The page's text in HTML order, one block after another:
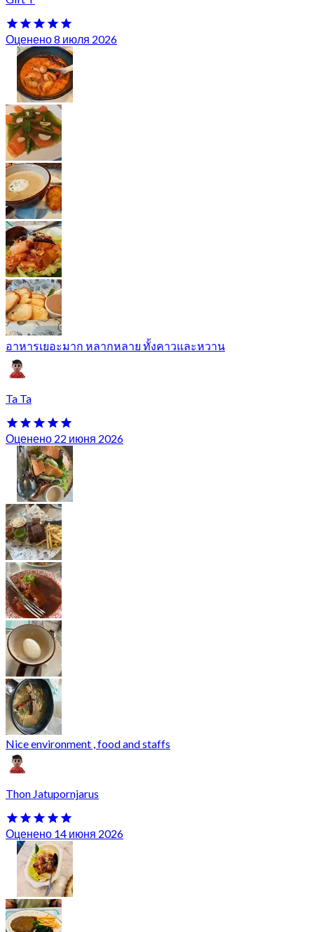
Оценено 8 июля 2026
อาหารเยอะมาก หลากหลาย ทั้งคาวและหวาน
Ta Ta
Оценено 22 июня 2026
Nice environment , food and staffs
Thon Jatupornjarus
Оценено 14 июня 2026